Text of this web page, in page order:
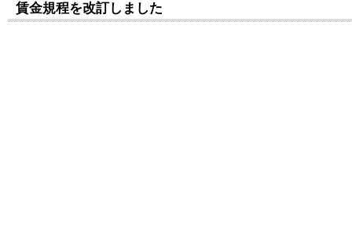
賃金規程を改訂しました